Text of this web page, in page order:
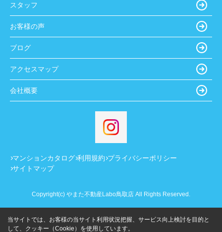
スタッフ
お客様の声
ブログ
アクセスマップ
会社概要
マンションカタログ 利用規約 プライバシーポリシー
サイトマップ
Copyright(c) やまた不動産Labo鳥取店 All Rights Reserved.
当サイトでは、お客様の当サイト利用状況把握、サービス向上検討を目的と
して、クッキー（Cookie）を使用しています。